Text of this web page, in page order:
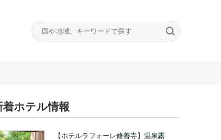
着ホテル情報
【ホテルラフォーレ修善寺】温泉露